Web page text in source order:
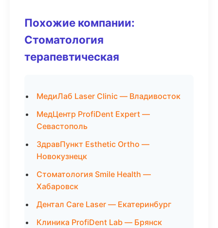
Похожие компании:
Стоматология
терапевтическая
МедиЛаб Laser Clinic — Владивосток
МедЦентр ProfiDent Expert —
Севастополь
ЗдравПункт Esthetic Ortho —
Новокузнецк
Стоматология Smile Health —
Хабаровск
Дентал Care Laser — Екатеринбург
Клиника ProfiDent Lab — Брянск